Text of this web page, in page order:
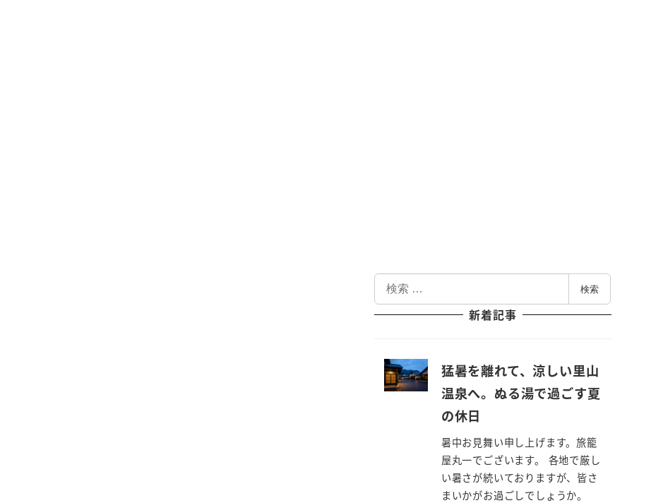
索
検索
新着記事
猛暑を離れて、涼しい里山
温泉へ。ぬる湯で過ごす夏
の休日
暑中お見舞い申し上げます。旅籠
屋丸一でございます。 各地で厳し
い暑さが続いておりますが、皆さ
まいかがお過ごしでしょうか。